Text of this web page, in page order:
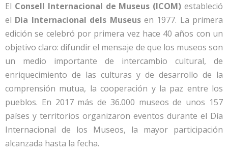
El Consell Internacional de Museus (ICOM) estableció
el Dia Internacional dels Museusen 1977. La primera
edición se celebró por primera vez hace 40 años con un
objetivo claro: difundir el mensaje de que los museos son
un medio importante de intercambio cultural, de
enriquecimiento de las culturas y de desarrollo de la
comprensión mutua, la cooperación y la paz entre los
pueblos. En 2017 más de 36.000 museos de unos 157
países y territorios organizaron eventos durante el Día
Internacional de los Museos, la mayor participación
alcanzada hasta la fecha.